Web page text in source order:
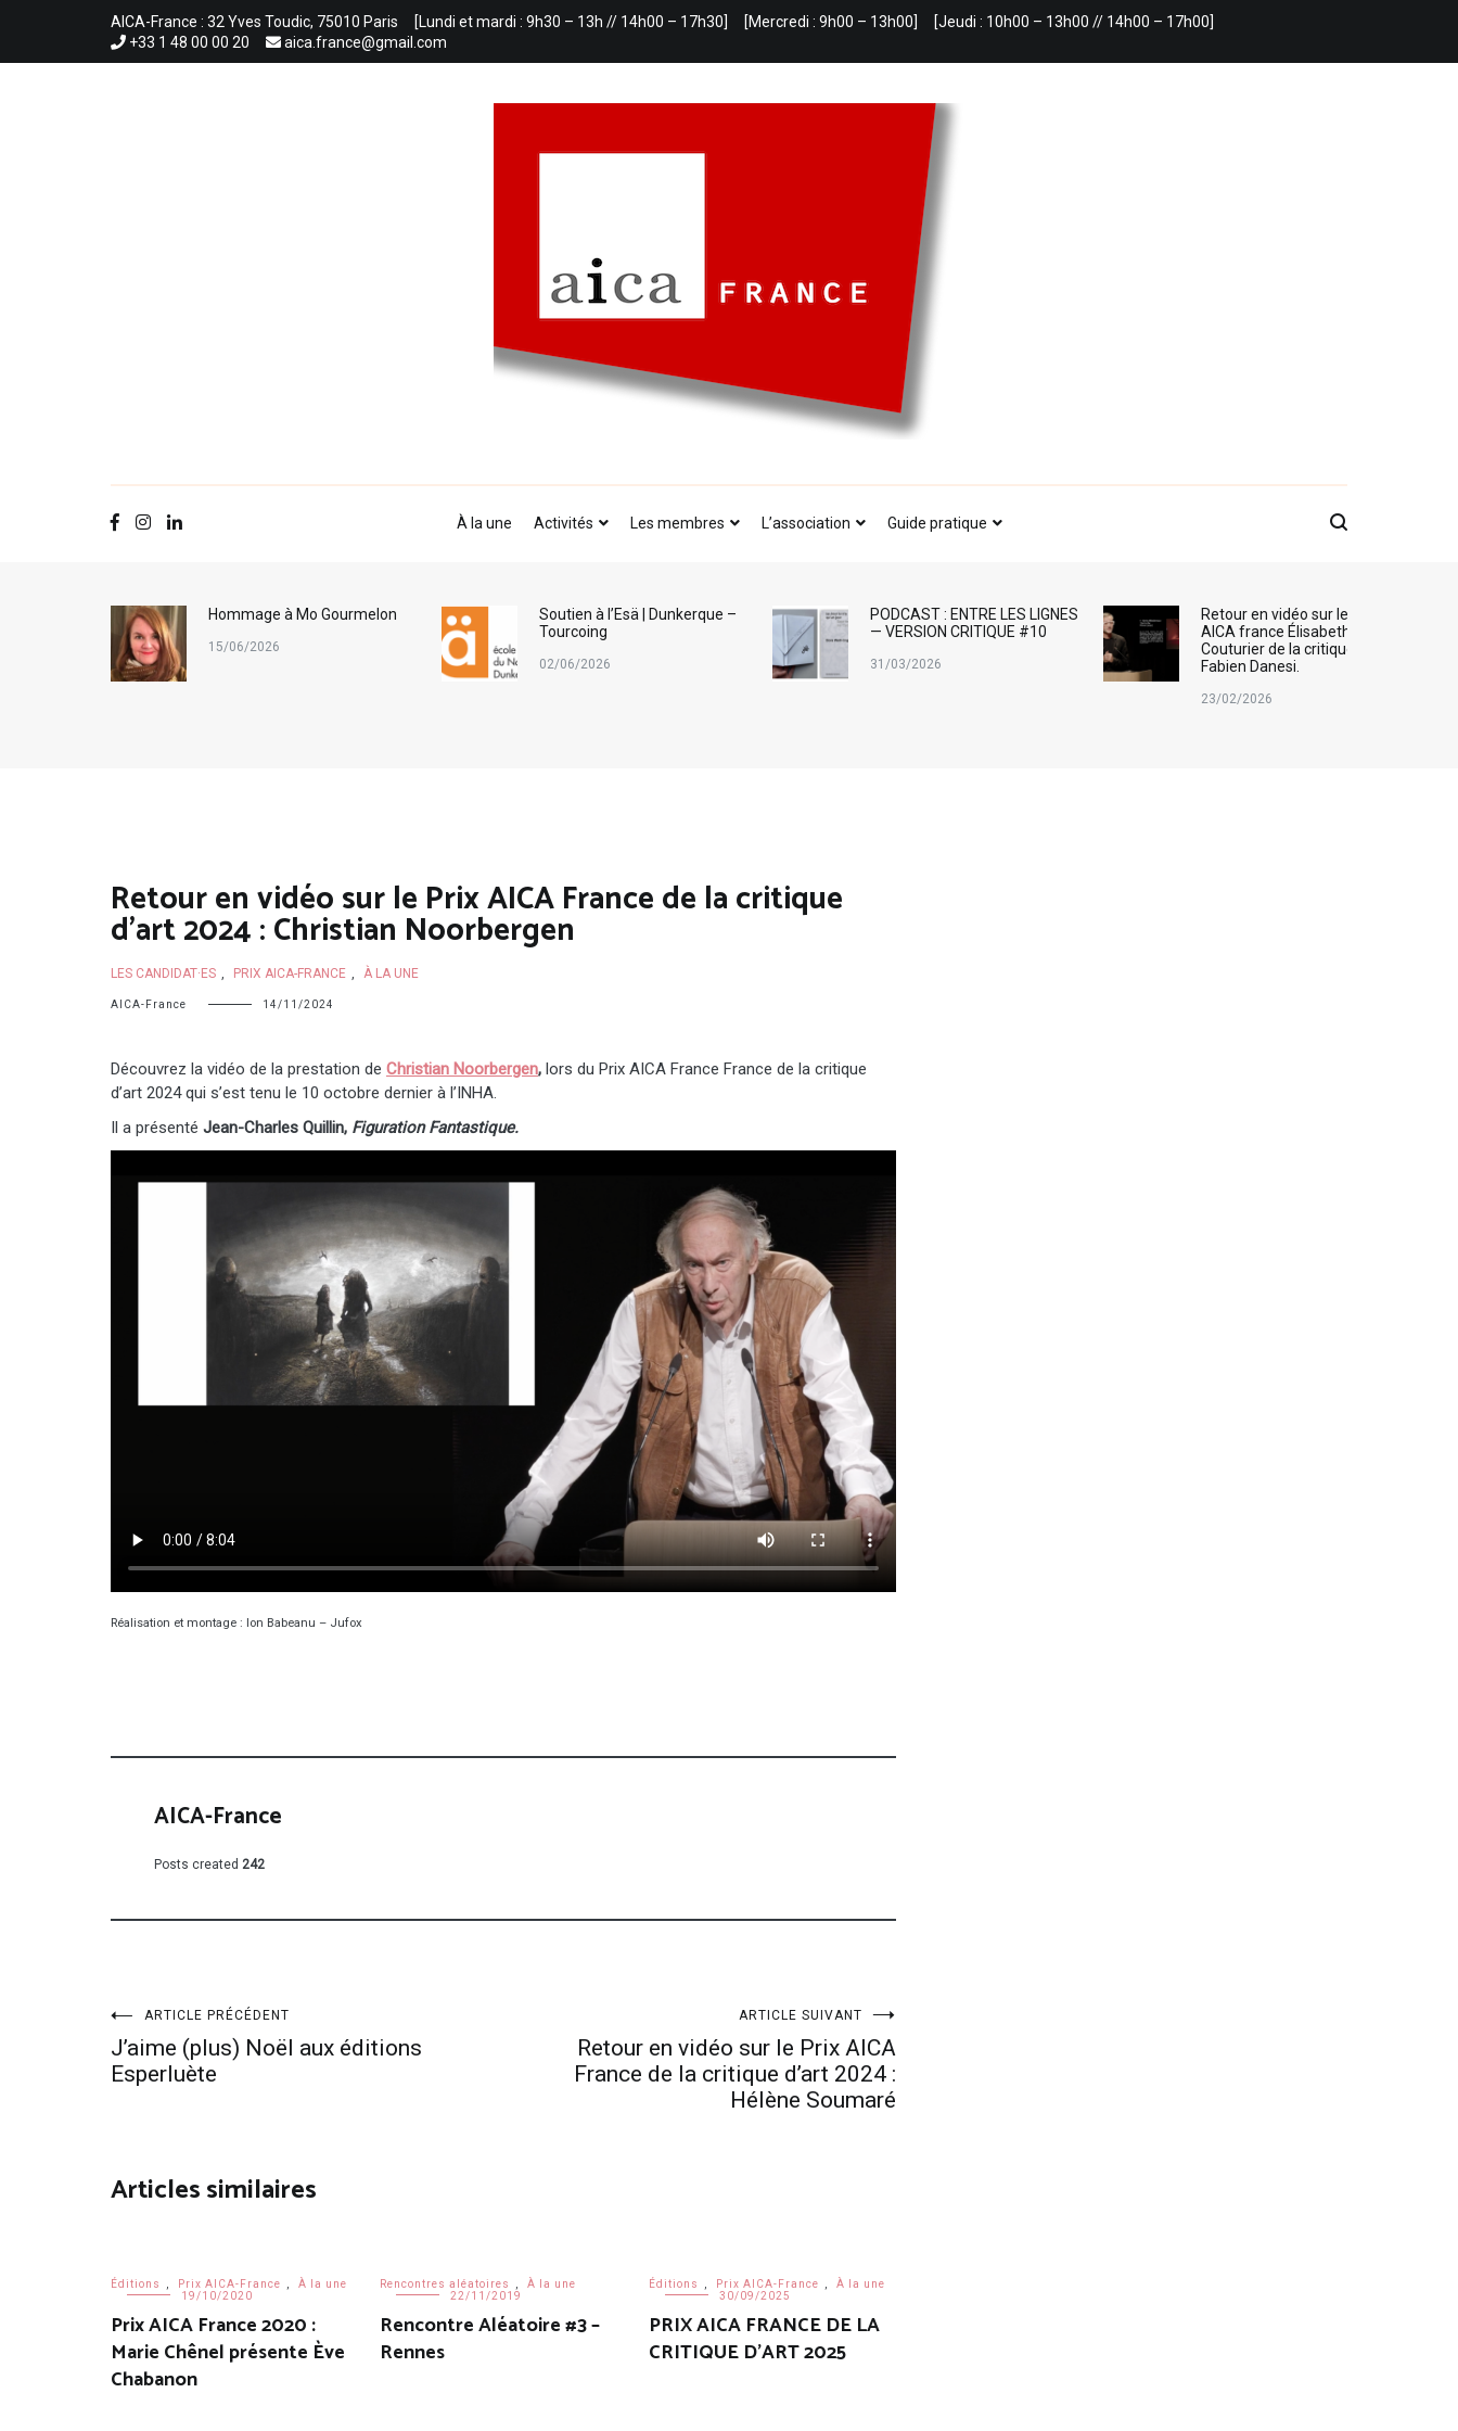
AICA-France : 32 Yves Toudic, 75010 Paris [Lundi et mardi : 9h30 – 13h // 14h00 – 17h30] [Mercredi : 9h00 – 13h00]
[Jeudi : 10h00 – 13h00 // 14h00 – 17h00]
+33 1 48 00 00 20
aica.france@gmail.com
À la une Activités Les membres L’association Guide pratique
Hommage à Mo Gourmelon
15/06/2026
Soutien à l’Esä | Dunkerque –
Tourcoing
02/06/2026
PODCAST : ENTRE LES LIGNES
— VERSION CRITIQUE #10
31/03/2026
Retour en vidéo sur le Prix
AICA france Élisabeth
Couturier de la critique d’art :
Fabien Danesi.
23/02/2026
Retour en vidéo sur le Prix AICA France de la critique
d’art 2024 : Christian Noorbergen
LES CANDIDAT·ES , PRIX AICA-FRANCE , À LA UNE
AICA-France 14/11/2024
Découvrez la vidéo de la prestation de Christian Noorbergen, lors du Prix AICA France France de la critique
d’art 2024 qui s’est tenu le 10 octobre dernier à l’INHA.
Il a présenté Jean-Charles Quillin, Figuration Fantastique.
Réalisation et montage : Ion Babeanu – Jufox
AICA-France
Posts created 242
Navigation
de
ARTICLE PRÉCÉDENT
J’aime (plus) Noël aux éditions
Esperluète
ARTICLE SUIVANT
Retour en vidéo sur le Prix AICA
France de la critique d’art 2024 :
Hélène Soumaré
Articles similaires
Éditions Prix AICA-France
À la une
19/10/2020
Prix AICA France 2020 :
Marie Chênel présente Ève
Chabanon
Rencontres aléatoires
À la une
22/11/2019
Rencontre Aléatoire #3 –
Rennes
Éditions Prix AICA-France
À la une
30/09/2025
PRIX AICA FRANCE DE LA
CRITIQUE D’ART 2025